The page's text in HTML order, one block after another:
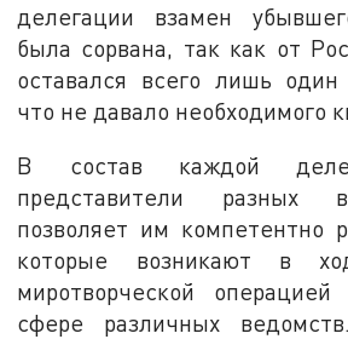
делегации взамен
была сорвана, так как от
оставался всего лишь один
что не давало необходимого
В состав каждой
представители разных
позволяет им компетентно
которые возникают в
миротворческой
сфере различных